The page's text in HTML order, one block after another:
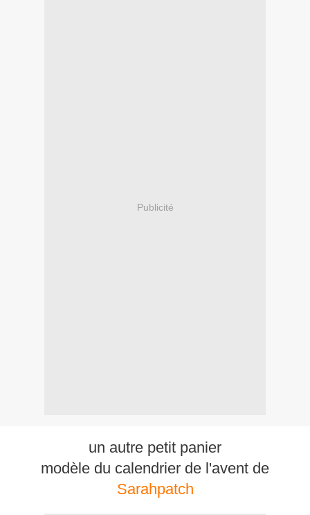
Publicité
un autre petit panier
modèle du calendrier de l'avent de
Sarahpatch